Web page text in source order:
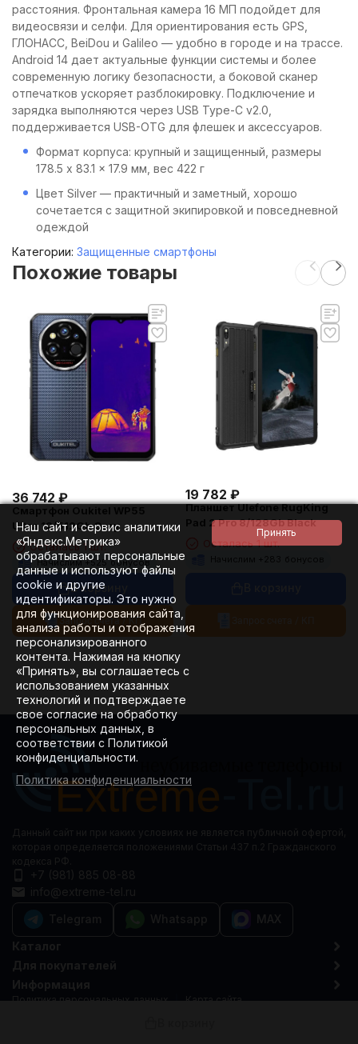
расстояния. Фронтальная камера 16 МП подойдет для
видеосвязи и селфи. Для ориентирования есть GPS,
ГЛОНАСС, BeiDou и Galileo — удобно в городе и на трассе.
Android 14 дает актуальные функции системы и более
современную логику безопасности, а боковой сканер
отпечатков ускоряет разблокировку. Подключение и
зарядка выполняются через USB Type-C v2.0,
поддерживается USB-OTG для флешек и аксессуаров.
Формат корпуса: крупный и защищенный, размеры
178.5 x 83.1 x 17.9 мм, вес 422 г
Цвет Silver — практичный и заметный, хорошо
сочетается с защитной экипировкой и повседневной
одеждой
Категории: Защищенные смартфоны
Похожие товары
36 742 ₽
Смартфон Oukitel WP55
Ultra 12/512Gb Grey
Осталась 1 шт.
Начислим +525 бонусов
В корзину
Запрос счета / КП
19 782 ₽
Планшет Ulefone RugKing
Pad 2 Pro 8/128Gb Black
Осталась 1 шт.
Начислим + бонусов
Наш сайт и сервис аналитики
«Яндекс.Метрика»
обрабатывают персональные
данные и используют файлы
cookie и другие
идентификаторы. Это нужно
для функционирования сайта,
анализа работы и отображения
персонализированного
контента. Нажимая на кнопку
«Принять», вы соглашаетесь с
использованием указанных
технологий и подтверждаете
свое согласие на обработку
персональных данных, в
соответствии с Политикой
конфиденциальности.
Политика конфиденциальности